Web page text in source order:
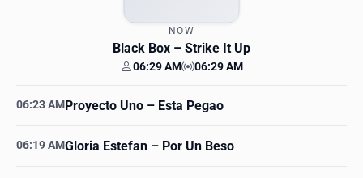
NOW
Black Box – Strike It Up
Your time
06:29 AM Station time
06:29 AM
06:23 AMProyecto Uno – Esta Pegao
06:19 AMGloria Estefan – Por Un Beso